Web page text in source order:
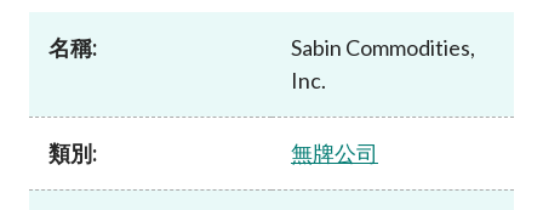
資料庫
名稱:
Sabin Commodities,
Inc.
類別: 無牌公司